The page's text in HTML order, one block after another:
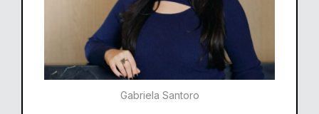
Gabriela Santoro​